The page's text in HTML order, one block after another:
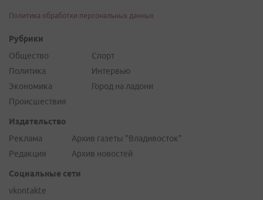
Политика обработки персональных данных
Рубрики
Общество
Политика
Экономика
Происшествия
Спорт
Интервью
Город на ладони
Издательство
Реклама
Редакция
Архив газеты "Владивосток"
Архив новостей
Социальные сети
vkontakte